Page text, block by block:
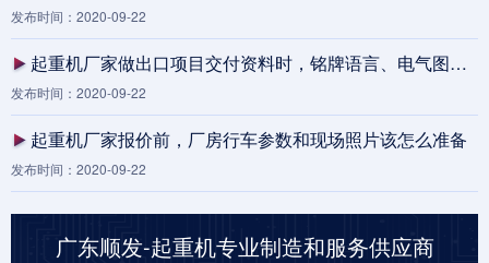
发布时间：2020-09-22
起重机厂家做出口项目交付资料时，铭牌语言、电气图版本和远程指导流程为何要一次定版
发布时间：2020-09-22
起重机厂家报价前，厂房行车参数和现场照片该怎么准备
发布时间：2020-09-22
广东顺发-起重机专业制造和服务供应商